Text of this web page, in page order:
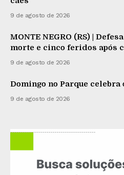
9 de agosto de 2026
MONTE NEGRO (RS) |
morte e cinco feridos após
9 de agosto de 2026
Domingo no Parque celebra
9 de agosto de 2026